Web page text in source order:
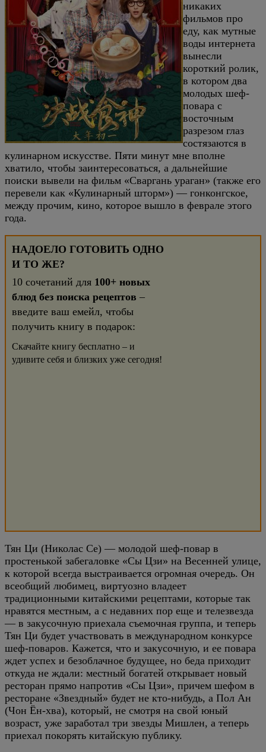
никаких
фильмов про
еду, как мутные
воды интернета
вынесли
короткий ролик,
в котором два
молодых шеф-
повара с
восточным
разрезом глаз
состязаются в
кулинарном искусстве. Пяти минут мне вполне
хватило, чтобы заинтересоваться, а дальнейшие
поиски вывели на фильм «Сваргань ураган» (также его
перевели как «Кулинарный шторм») — гонконгское,
между прочим, кино, которое вышло в феврале этого
года.
НАДОЕЛО ГОТОВИТЬ ОДНО
И ТО ЖЕ?
10 сочетаний для 100+ новых
блюд без поиска рецептов –
введите ваш емейл, чтобы
получить книгу в подарок:
Скачайте книгу бесплатно – и
удивите себя и близких уже сегодня!
Тян Ци (Николас Се) — молодой шеф-повар в
простенькой забегаловке «Сы Цзи» на Весенней улице,
к которой всегда выстраивается огромная очередь. Он
всеобщий любимец, виртуозно владеет
традиционными китайскими рецептами, которые так
нравятся местным, а с недавних пор еще и телезвезда
— в закусочную приехала съемочная группа, и теперь
Тян Ци будет участвовать в международном конкурсе
шеф-поваров. Кажется, что и закусочную, и ее повара
ждет успех и безоблачное будущее, но беда приходит
откуда не ждали: местный богатей открывает новый
ресторан прямо напротив «Сы Цзи», причем шефом в
ресторане «Звездный» будет не кто-нибудь, а Пол Ан
(Чон Ён-хва), который, не смотря на свой юный
возраст, уже заработал три звезды Мишлен, а теперь
приехал покорять китайскую публику.